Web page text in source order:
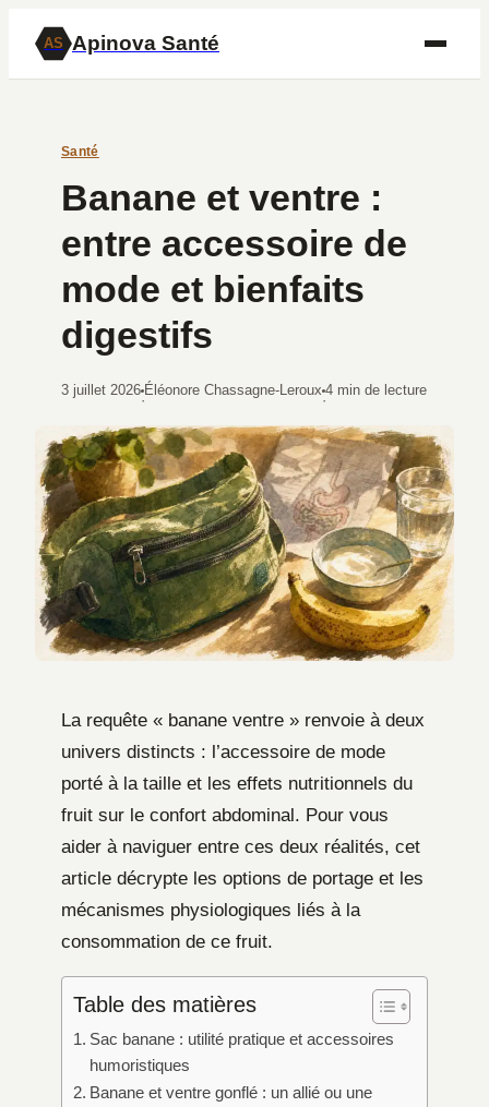
AS Apinova Santé
Santé
Banane et ventre :
entre accessoire de
mode et bienfaits
digestifs
3 juillet 2026
·
Éléonore Chassagne-Leroux
·
4 min de lecture
La requête « banane ventre » renvoie à deux
univers distincts : l’accessoire de mode
porté à la taille et les effets nutritionnels du
fruit sur le confort abdominal. Pour vous
aider à naviguer entre ces deux réalités, cet
article décrypte les options de portage et les
mécanismes physiologiques liés à la
consommation de ce fruit.
Table des matières
Sac banane : utilité pratique et accessoires
humoristiques
Banane et ventre gonflé : un allié ou une